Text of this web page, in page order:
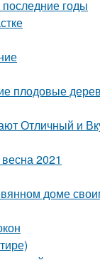
годы
плодовые
Отличный и
2021
доме